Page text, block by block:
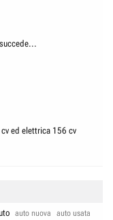
ed elettrica 156 cv
auto nuova
auto usata